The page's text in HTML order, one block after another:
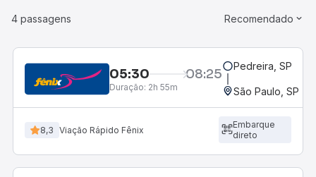
4 passagens Recomendado
05:30 08:25
Duração: 2h 55m
Pedreira, SP
São Paulo, SP -
8,3 Viação Rápido Fênix
Embarque
direto